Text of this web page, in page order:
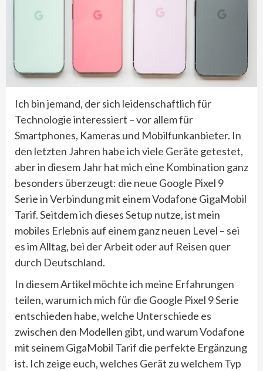
Ich bin jemand, der sich leidenschaftlich für
Technologie interessiert – vor allem für
Smartphones, Kameras und Mobilfunkanbieter. In
den letzten Jahren habe ich viele Geräte getestet,
aber in diesem Jahr hat mich eine Kombination ganz
besonders überzeugt: die neue Google Pixel 9
Serie in Verbindung mit einem Vodafone GigaMobil
Tarif. Seitdem ich dieses Setup nutze, ist mein
mobiles Erlebnis auf einem ganz neuen Level – sei
es im Alltag, bei der Arbeit oder auf Reisen quer
durch Deutschland.
In diesem Artikel möchte ich meine Erfahrungen
teilen, warum ich mich für die Google Pixel 9 Serie
entschieden habe, welche Unterschiede es
zwischen den Modellen gibt, und warum Vodafone
mit seinem GigaMobil Tarif die perfekte Ergänzung
ist. Ich zeige euch, welches Gerät zu welchem Typ